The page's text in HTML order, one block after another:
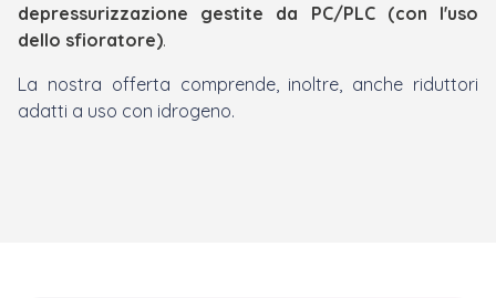
depressurizzazione gestite da PC/PLC (con l'uso
dello sfioratore).
La nostra offerta comprende, inoltre, anche riduttori
adatti a uso con idrogeno.